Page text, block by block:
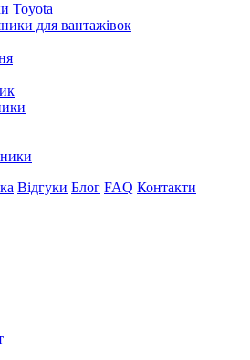
Toyota
для вантажівок
Відгуки Блог FAQ Контакти